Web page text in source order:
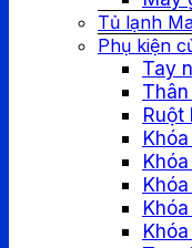
Tủ lạnh
Phụ kiện
Tay
Ruột